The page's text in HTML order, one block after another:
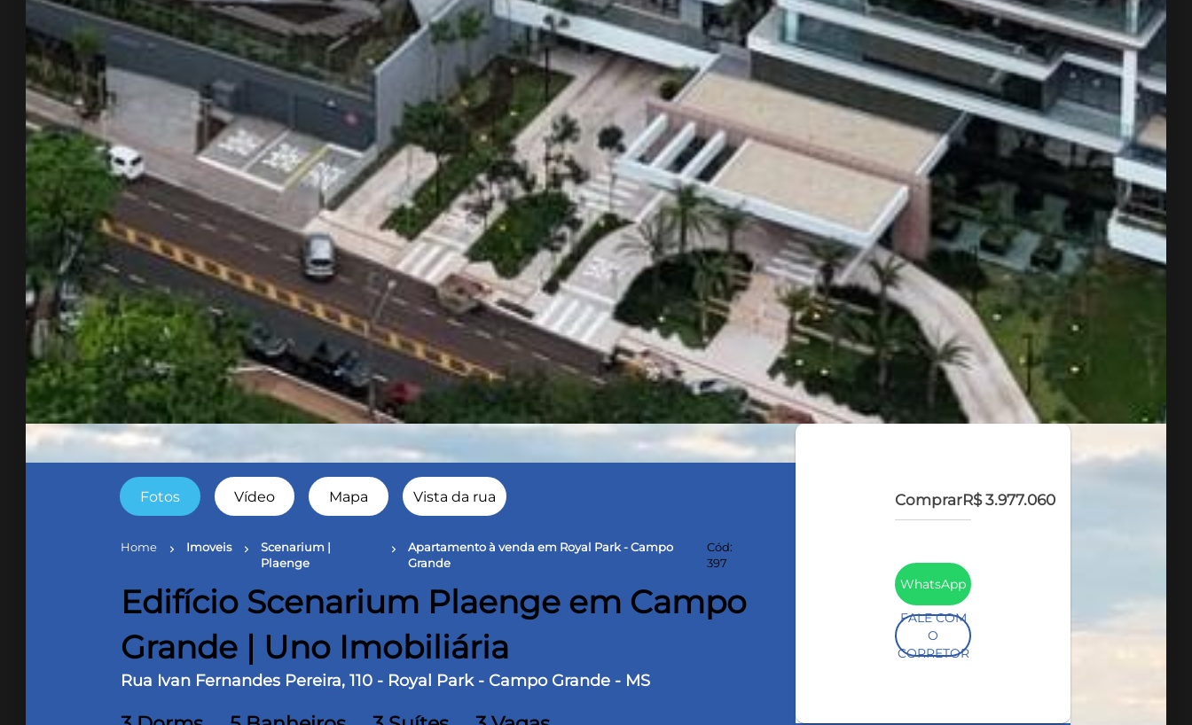
ComprarR$ 3.977.060
WhatsApp
FALE COM
O
CORRETOR
Fotos Vídeo Mapa Vista da rua
Home chevron_right Imoveis chevron_right
Scenarium |
Plaenge
chevron_right
Apartamento à venda em Royal Park - Campo
Grande
Cód:
397
Edifício Scenarium Plaenge em Campo
Grande | Uno Imobiliária
Rua Ivan Fernandes Pereira, 110 - Royal Park - Campo Grande - MS